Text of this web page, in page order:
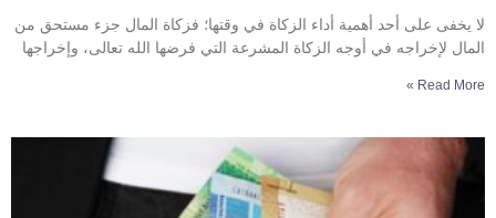
لا يخفى على أحد أهمية أداء الزكاة في وقتها؛ فزكاة المال جزء مستحق من
المال لإخراجه في أوجه الزكاة المشرعة التي فرضها الله تعالى، وإخراجها
Read More »